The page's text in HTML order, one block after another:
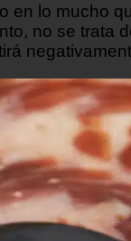
en lo mucho
no se trata